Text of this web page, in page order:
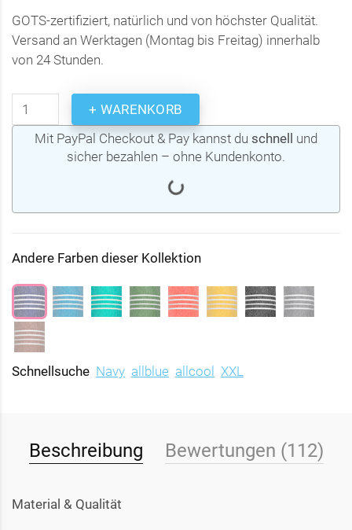
GOTS-zertifiziert, natürlich und von höchster Qualität.
Versand an Werktagen (Montag bis Freitag) innerhalb
von 24 Stunden.
+ WARENKORB
Mit PayPal Checkout & Pay kannst du schnell
und
sicher bezahlen – ohne Kundenkonto.
Andere Farben dieser Kollektion
Schnellsuche Navy allblue allcool XXL
Beschreibung Bewertungen (112)
Material & Qualität